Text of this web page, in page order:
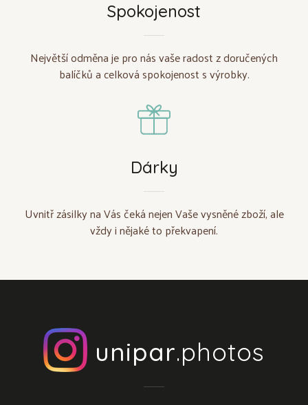
Spokojenost
Největší odměna je pro nás vaše radost z doručených
balíčků a celková spokojenost s výrobky.
Dárky
Uvnitř zásilky na Vás čeká nejen Vaše vysněné zboží, ale
vždy i nějaké to překvapení.
unipar.photos